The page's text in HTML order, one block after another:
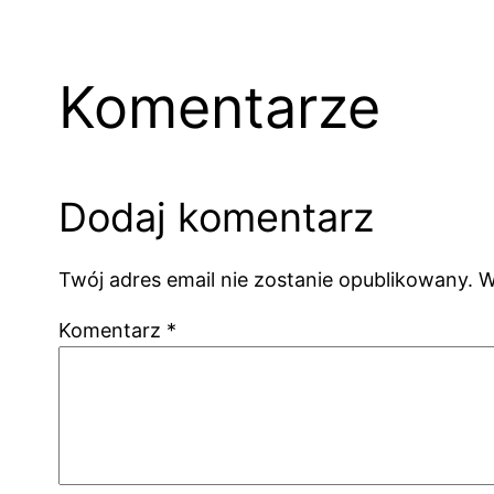
Komentarze
Dodaj komentarz
Twój adres email nie zostanie opublikowany.
Komentarz *